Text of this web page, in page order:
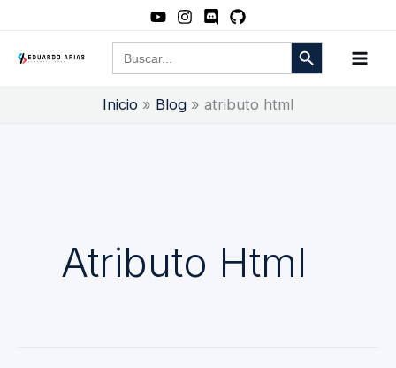
contenido
Buscar: Botón de búsqueda
Inicio Blog atributo html
Atributo Html